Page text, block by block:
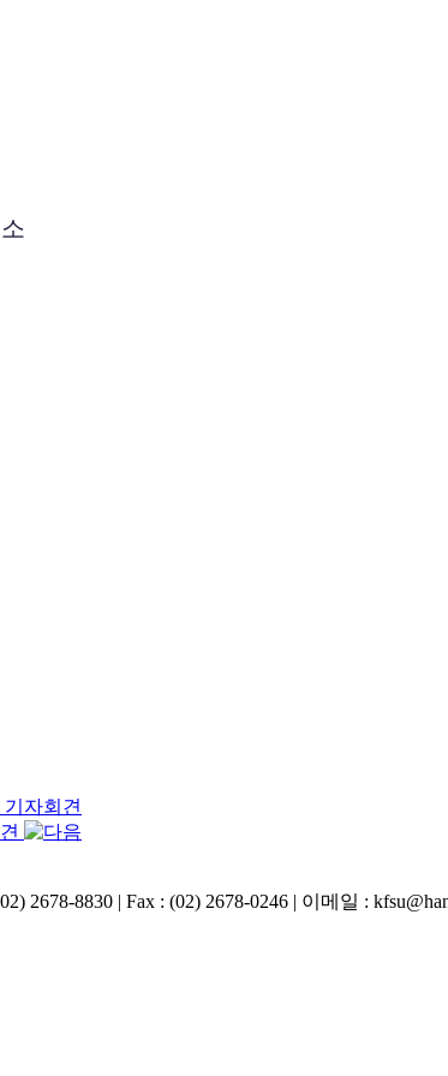
자회견
8830 | Fax : (02) 2678-0246 | 이메일 :